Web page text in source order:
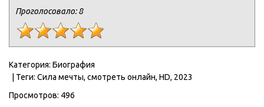
Проголосовало:8
Категория: Биография
| Теги: Сила мечты, смотреть онлайн, HD, 2023
Просмотров: 496